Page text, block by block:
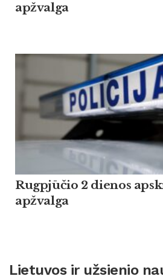
apžvalga
Rugpjūčio 2 dienos
apžvalga
Lietuvos ir užsienio